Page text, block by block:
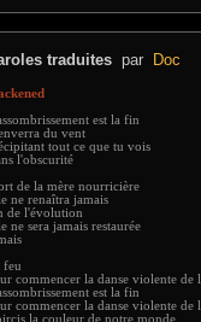
traduites par Doc
est la fin
du vent
tout ce que tu vois
l'obscurité
de la mère nourricière
ne renaîtra jamais
de l'évolution
ne sera jamais restaurée
feu
commencer la danse violente de
est la fin
commencer la danse violente de
la couleur de notre monde